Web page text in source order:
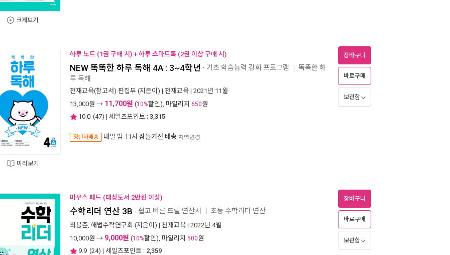
크게보기
미리보기
하루 노트 (1권 구매 시) + 하루 스마트톡 (2권 이상 구매 시)
NEW 똑똑한 하루 독해 4A : 3~4학년 - 기초 학습능력 강화 프로그램 똑똑한 하
루 독해
천재교육(참고서) 편집부 (지은이) | 천재교육 | 2021년 11월
13,000원 → 11,700원 (10%할인), 마일리지 650원
10.0 (47) | 세일즈포인트 : 3,315
양탄자배송 내일 밤 11시 잠들기전 배송 지역변경
장바구니
바로구매
보관함
마우스 패드 (대상도서 2만원 이상)
수학리더 연산 3B - 쉽고 빠른 드릴 연산서 초등 수학리더 연산
최용준, 해법수학연구회 (지은이) | 천재교육 | 2022년 4월
10,000원 → 9,000원 (10%할인), 마일리지 500원
9.9 (24) | 세일즈포인트 : 2,359
장바구니
바로구매
보관함